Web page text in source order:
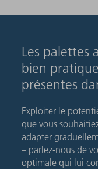
Les palettes
bien
présentes
Exploiter le
que vous
adapter
– parlez-nous de
optimale qui lui